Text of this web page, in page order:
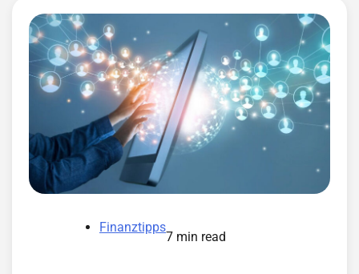
Finanztipps
7 min read